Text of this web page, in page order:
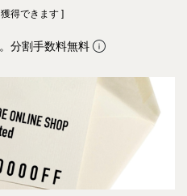
得できます ]
分割手数料無料